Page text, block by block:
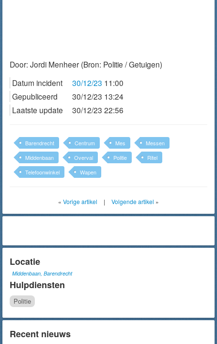
Door: Jordi Menheer (Bron: Politie / Getuigen)
Datum incident
30/12/23 11:00
Gepubliceerd
30/12/23 13:24
Laatste update
30/12/23 22:56
Barendrecht Centrum Mes
Messen
Middenbaan
Overval Politie
Ritel
Telefoonwinkel
Wapen
« Vorige artikel | Volgende artikel »
Locatie
Middenbaan, Barendrecht
Hulpdiensten
Politie
Recent nieuws